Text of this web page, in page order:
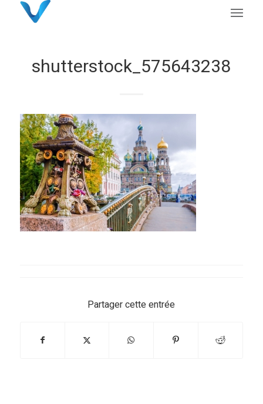
shutterstock_575643238
Partager cette entrée